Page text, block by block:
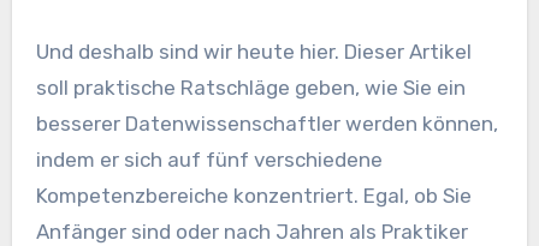
Und deshalb sind wir heute hier. Dieser Artikel
soll praktische Ratschläge geben, wie Sie ein
besserer Datenwissenschaftler werden können,
indem er sich auf fünf verschiedene
Kompetenzbereiche konzentriert. Egal, ob Sie
Anfänger sind oder nach Jahren als Praktiker